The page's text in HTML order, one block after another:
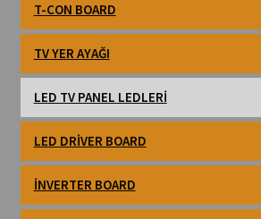
T-CON BOARD
TV YER AYAĞI
LED TV PANEL LEDLERI
LED DRIVER BOARD
İNVERTER BOARD